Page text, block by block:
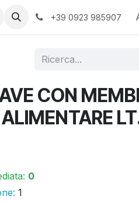
I nostri partner
+39 0923 985907
CON
0
1